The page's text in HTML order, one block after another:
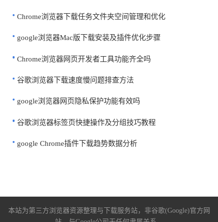
Chrome浏览器下载任务文件夹空间管理和优化
google浏览器Mac版下载安装及插件优化步骤
Chrome浏览器网页开发者工具功能齐全吗
谷歌浏览器下载速度慢问题排查方法
google浏览器网页隐私保护功能有效吗
谷歌浏览器标签页快捷操作及分组技巧教程
google Chrome插件下载趋势数据分析
本站为第三方浏览器资源整理与下载服务站，非谷歌(Google)官方网